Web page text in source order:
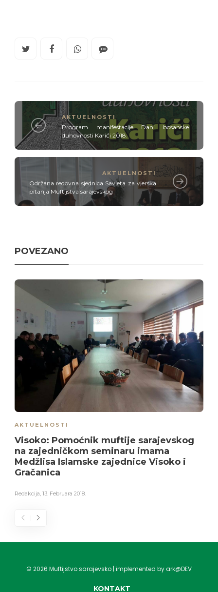
AKTUELNOSTI
Program manifestacije Dani bosanske
duhovnosti Karići 2018.
AKTUELNOSTI
Održana redovna sjednica Savjeta za vjerska
pitanja Muftijstva sarajevskog
POVEZANO
AKTUELNOSTI
Visoko: Pomoćnik muftije sarajevskog
na zajedničkom seminaru imama
Medžlisa Islamske zajednice Visoko i
Gračanica
Redakcija, 13. Februara 2018.
© 2026 Muftijstvo sarajevsko | implemented by ark@DEV
KONTAKT